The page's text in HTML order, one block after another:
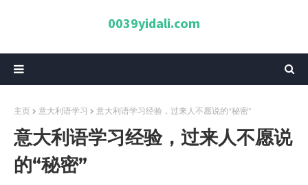
0039yidali.com
主页 意大利语学习 意大利语学习经验，过来人不愿说的“秘密”
意大利语学习经验，过来人不愿说
的“秘密”